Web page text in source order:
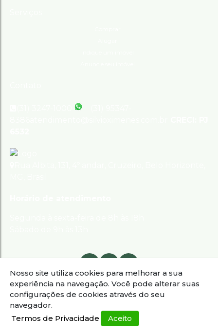
Nosso site utiliza cookies para melhorar a sua
experiência na navegação. Você pode alterar suas
configurações de cookies através do seu
navegador.
Termos de Privacidade
Aceito